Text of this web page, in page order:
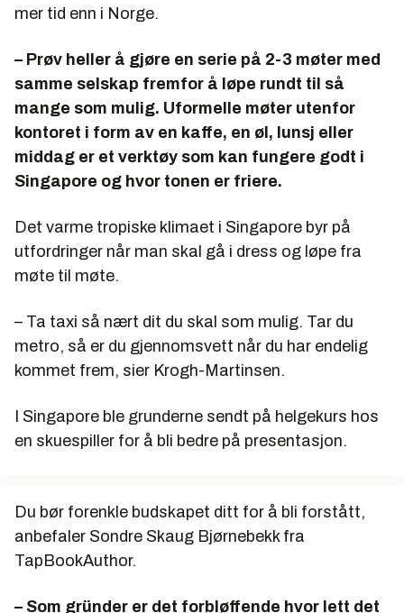
mer tid enn i Norge.
– Prøv heller å gjøre en serie på 2-3 møter med
samme selskap fremfor å løpe rundt til så
mange som mulig. Uformelle møter utenfor
kontoret i form av en kaffe, en øl, lunsj eller
middag er et verktøy som kan fungere godt i
Singapore og hvor tonen er friere.
Det varme tropiske klimaet i Singapore byr på
utfordringer når man skal gå i dress og løpe fra
møte til møte.
– Ta taxi så nært dit du skal som mulig. Tar du
metro, så er du gjennomsvett når du har endelig
kommet frem, sier Krogh-Martinsen.
I Singapore ble grunderne sendt på helgekurs hos
en skuespiller for å bli bedre på presentasjon.
Du bør forenkle budskapet ditt for å bli forstått,
anbefaler Sondre Skaug Bjørnebekk fra
TapBookAuthor.
– Som gründer er det forbløffende hvor lett det